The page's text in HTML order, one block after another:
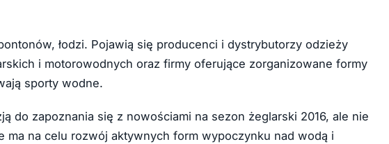
łodzi. Pojawią się producenci i dystrybutorzy odzieży
i motorowodnych oraz firmy oferujące zorganizowane formy
sporty wodne.
do zapoznania się z nowościami na sezon żeglarski 2016, ale nie
ma na celu rozwój aktywnych form wypoczynku nad wodą i